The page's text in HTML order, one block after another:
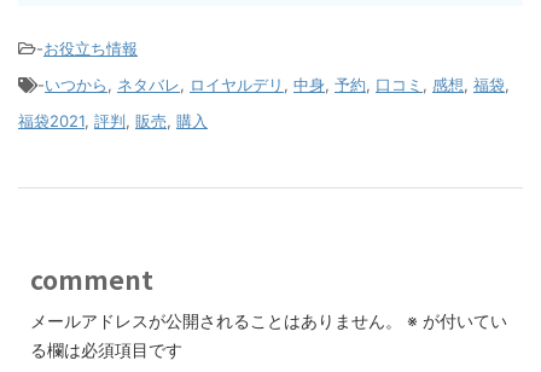
-お役立ち情報
-いつから, ネタバレ, ロイヤルデリ , 中身, 予約, 口コミ , 感想, 福袋,
福袋2021, 評判, 販売, 購入
comment
メールアドレスが公開されることはありません。 ※ が付いてい
る欄は必須項目です